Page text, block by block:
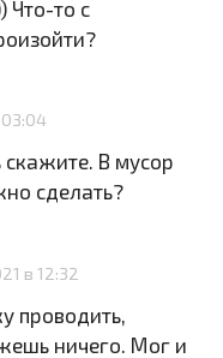
Что-то с
скажите. В мусор
сделать?
в 12:32
проводить,
ничего. Мог и